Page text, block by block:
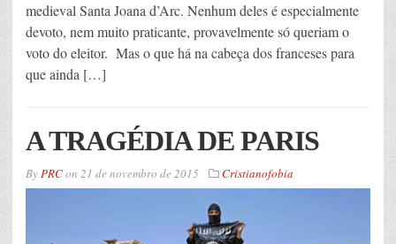
medieval Santa Joana d’Arc. Nenhum deles é especialmente
devoto, nem muito praticante, provavelmente só queriam o
voto do eleitor. Mas o que há na cabeça dos franceses para
que ainda […]
A TRAGÉDIA DE PARIS
ByPRCon 21 de novembro de 2015 Cristianofobia